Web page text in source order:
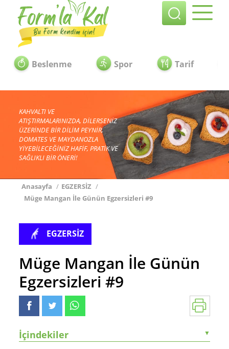
Beslenme Spor Tarif
KAHVALTI VE
ATIŞTIRMALARINIZDA, DİLERSENİZ
ÜZERİNDE BİR DİLİM PEYNİR,
DOMATES VE MAYDANOZLA
YİYEBİLECEĞİNİZ HAFİF, PRATİK VE
SAĞLIKLI BİR ÖNERİ!
Anasayfa / EGZERSİZ /
Müge Mangan İle Günün Egzersizleri #9
EGZERSİZ
Müge Mangan İle Günün
Egzersizleri #9
İçindekiler ▼